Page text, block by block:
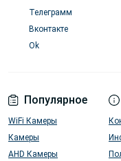
Популярное
WiFi Камеры
Камеры
AHD Камеры
Телеграмм
Вконтакте
Ok